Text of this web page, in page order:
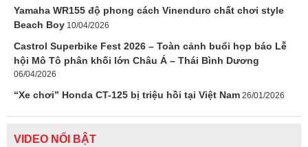
Yamaha WR155 độ phong cách Vinenduro chất chơi style
Beach Boy 10/04/2026
Castrol Superbike Fest 2026 – Toàn cảnh buổi họp báo Lễ
hội Mô Tô phân khối lớn Châu Á – Thái Bình Dương
06/04/2026
“Xe chơi” Honda CT-125 bị triệu hồi tại Việt Nam 26/01/2026
VIDEO NỔI BẬT